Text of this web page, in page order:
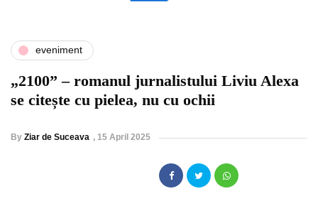
eveniment
„2100” – romanul jurnalistului Liviu Alexa
se citește cu pielea, nu cu ochii
By Ziar de Suceava , 15 April 2025